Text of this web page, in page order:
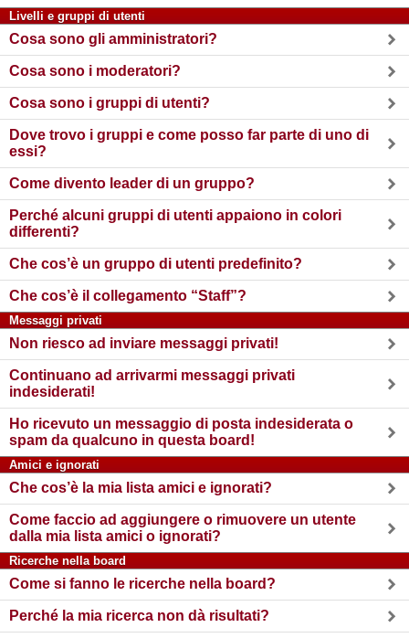
Livelli e gruppi di utenti
Cosa sono gli amministratori?
Cosa sono i moderatori?
Cosa sono i gruppi di utenti?
Dove trovo i gruppi e come posso far parte di uno di
essi?
Come divento leader di un gruppo?
Perché alcuni gruppi di utenti appaiono in colori
differenti?
Che cos’è un gruppo di utenti predefinito?
Che cos’è il collegamento “Staff”?
Messaggi privati
Non riesco ad inviare messaggi privati!
Continuano ad arrivarmi messaggi privati
indesiderati!
Ho ricevuto un messaggio di posta indesiderata o
spam da qualcuno in questa board!
Amici e ignorati
Che cos’è la mia lista amici e ignorati?
Come faccio ad aggiungere o rimuovere un utente
dalla mia lista amici o ignorati?
Ricerche nella board
Come si fanno le ricerche nella board?
Perché la mia ricerca non dà risultati?